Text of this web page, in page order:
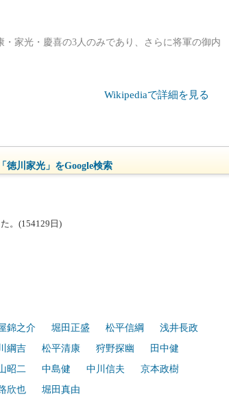
家光・慶喜の3人のみであり、さらに将軍の御内
Wikipediaで詳細を見る
「徳川家光」をGoogle検索
。(154129日)
錦之介 堀田正盛 松平信綱
浅井長政
綱吉 松平清康 狩野探幽
田中健
昭二 中島健 中川信夫
京本政樹
欣也 堀田真由